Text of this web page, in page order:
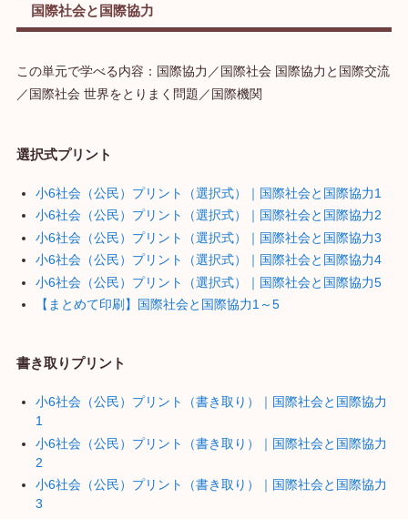
国際社会と国際協力
この単元で学べる内容：国際協力／国際社会 国際協力と国際交流
／国際社会 世界をとりまく問題／国際機関
選択式プリント
小6社会（公民）プリント（選択式）｜国際社会と国際協力1
小6社会（公民）プリント（選択式）｜国際社会と国際協力2
小6社会（公民）プリント（選択式）｜国際社会と国際協力3
小6社会（公民）プリント（選択式）｜国際社会と国際協力4
小6社会（公民）プリント（選択式）｜国際社会と国際協力5
【まとめて印刷】国際社会と国際協力1～5
書き取りプリント
小6社会（公民）プリント（書き取り）｜国際社会と国際協力
1
小6社会（公民）プリント（書き取り）｜国際社会と国際協力
2
小6社会（公民）プリント（書き取り）｜国際社会と国際協力
3